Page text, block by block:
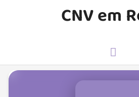
CNV em
Menu